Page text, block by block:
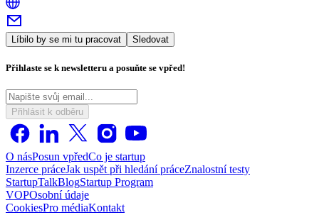
Líbilo by se mi tu pracovat Sledovat
Přihlaste se k newsletteru a posuňte se vpřed!
Přihlásit k odběru
O násPosun vpředCo je startup
Inzerce práceJak uspět při hledání práceZnalostní testy
StartupTalkBlogStartup Program
VOPOsobní údaje
CookiesPro médiaKontakt